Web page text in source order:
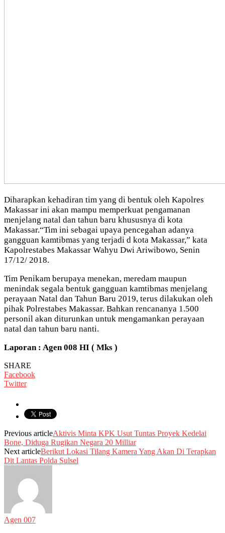
Diharapkan kehadiran tim yang di bentuk oleh Kapolres
Makassar ini akan mampu memperkuat pengamanan
menjelang natal dan tahun baru khususnya di kota
Makassar.“Tim ini sebagai upaya pencegahan adanya
gangguan kamtibmas yang terjadi d kota Makassar,” kata
Kapolrestabes Makassar Wahyu Dwi Ariwibowo, Senin
17/12/ 2018.
Tim Penikam berupaya menekan, meredam maupun
menindak segala bentuk gangguan kamtibmas menjelang
perayaan Natal dan Tahun Baru 2019, terus dilakukan oleh
pihak Polrestabes Makassar. Bahkan rencananya 1.500
personil akan diturunkan untuk mengamankan perayaan
natal dan tahun baru nanti.
Laporan : Agen 008 HI ( Mks )
SHARE
Facebook
Twitter
Previous articleAktivis Minta KPK Usut Tuntas Proyek Kedelai
Bone, Diduga Rugikan Negara 20 Milliar
Next articleBerikut Lokasi Tilang Kamera Yang Akan Di Terapkan
Dit Lantas Polda Sulsel
Agen 007